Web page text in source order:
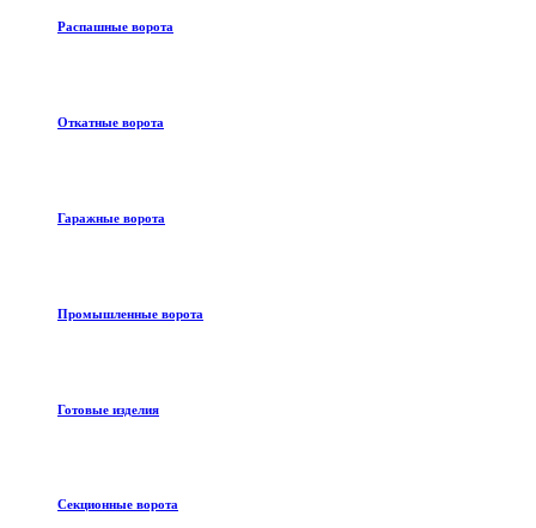
Распашные ворота
Откатные ворота
Гаражные ворота
Промышленные ворота
Готовые изделия
Секционные ворота